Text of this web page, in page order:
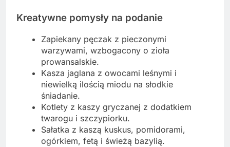
Kreatywne pomysły na podanie
Zapiekany pęczak z pieczonymi
warzywami, wzbogacony o zioła
prowansalskie.
Kasza jaglana z owocami leśnymi i
niewielką ilością miodu na słodkie
śniadanie.
Kotlety z kaszy gryczanej z dodatkiem
twarogu i szczypiorku.
Sałatka z kaszą kuskus, pomidorami,
ogórkiem, fetą i świeżą bazylią.